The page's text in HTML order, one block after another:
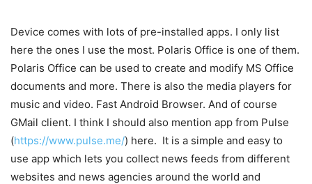
Device comes with lots of pre-installed apps. I only list
here the ones I use the most. Polaris Office is one of them.
Polaris Office can be used to create and modify MS Office
documents and more. There is also the media players for
music and video. Fast Android Browser. And of course
GMail client. I think I should also mention app from Pulse
(https://www.pulse.me/) here. It is a simple and easy to
use app which lets you collect news feeds from different
websites and news agencies around the world and